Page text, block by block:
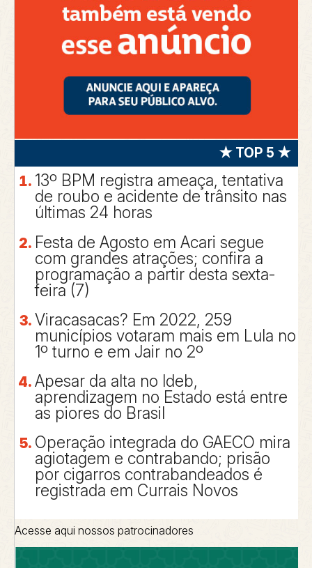
★ TOP 5 ★
13º BPM registra ameaça, tentativa
de roubo e acidente de trânsito nas
últimas 24 horas
Festa de Agosto em Acari segue
com grandes atrações; confira a
programação a partir desta sexta-
feira (7)
Viracasacas? Em 2022, 259
municípios votaram mais em Lula no
1º turno e em Jair no 2º
Apesar da alta no Ideb,
aprendizagem no Estado está entre
as piores do Brasil
Operação integrada do GAECO mira
agiotagem e contrabando; prisão
por cigarros contrabandeados é
registrada em Currais Novos
Acesse aqui nossos patrocinadores